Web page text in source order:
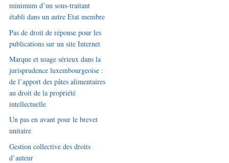
minimum d’un sous-traitant
établi dans un autre Etat membre
Pas de droit de réponse pour les
publications sur un site Internet
Marque et usage sérieux dans la
jurisprudence luxembourgeoise :
de l’apport des pâtes alimentaires
au droit de la propriété
intellectuelle
Un pas en avant pour le brevet
unitaire
Gestion collective des droits
d’auteur